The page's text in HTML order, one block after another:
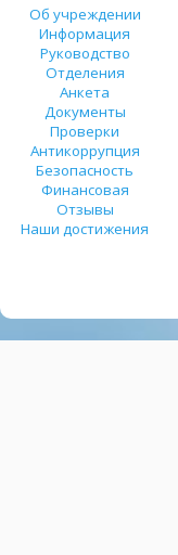
Об учреждении
Информация
Руководство
Отделения
Анкета
Документы
Проверки
Антикоррупция
Безопасность
Финансовая
Отзывы
Наши достижения